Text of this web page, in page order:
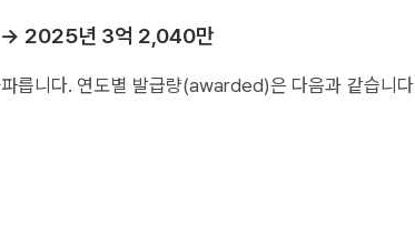
→ 2025년 3억 2,040만
릅니다. 연도별 발급량(awarded)은 다음과 같습니